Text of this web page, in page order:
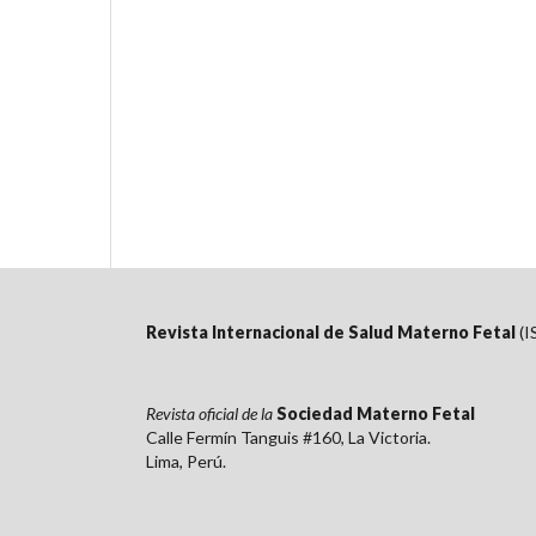
Revista Internacional de Salud Materno Fetal
Revista oficial de laSociedad Materno Fetal
Calle Fermín Tanguis #160, La Victoria.
Lima, Perú.